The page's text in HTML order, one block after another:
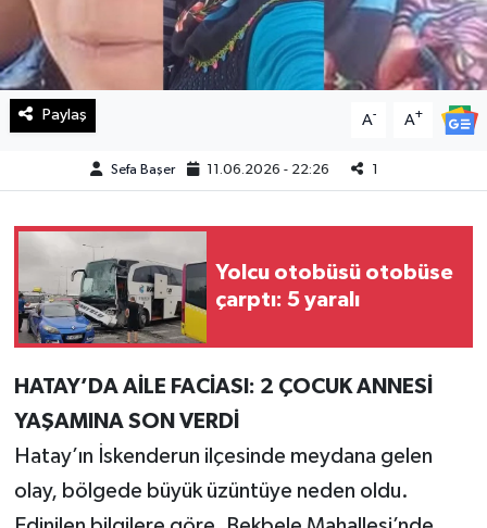
Paylaş A- A+
Sefa Başer 11.06.2026 - 22:26 1
Yolcu otobüsü otobüse
çarptı: 5 yaralı
HATAY’DA AİLE FACİASI: 2 ÇOCUK ANNESİ
YAŞAMINA SON VERDİ
Hatay’ın İskenderun ilçesinde meydana gelen
olay, bölgede büyük üzüntüye neden oldu.
Sağlık
Spor
Yaşam
KAHRAMANMARAŞ